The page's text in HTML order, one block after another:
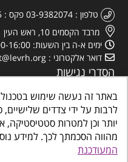
טלפון 03-9382074 פקס
מרבד הקסמים 10, ראש העין
ימים א-ה בין השעות: 09:00-16:00
דואר אלקטרוני
הסדרי נגישות
לרבות על ידי צדדים
יותר וכן למטרות סטטיסטיקה,
מהווה הסכמתך לכך. למידע
המעודכנת